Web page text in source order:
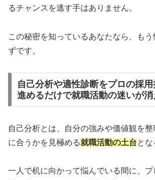
るチャンスを逃す手はありません。
この秘密を知っているあなたなら、も
ずです。
自己分析や適性診断をプロの採
進めるだけで就職活動の迷いが
自己分析とは、自分の強みや価値観を
に合うかを見極める就職活動の土台とな
一人で机に向かって悩んでいる間に、